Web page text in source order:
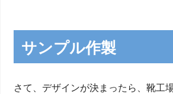
サンプル作製
さて、デザインが決まったら、靴工